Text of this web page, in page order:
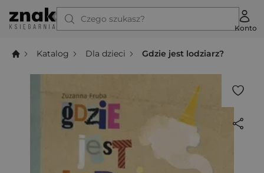
Czego szukasz?
Konto
Katalog Dla dzieci Gdzie jest lodziarz?